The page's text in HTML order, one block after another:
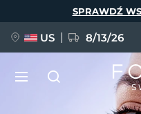
SPRAWDŹ
US 8/13/26